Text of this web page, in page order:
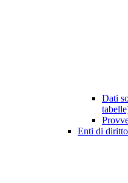
Dati
Enti di